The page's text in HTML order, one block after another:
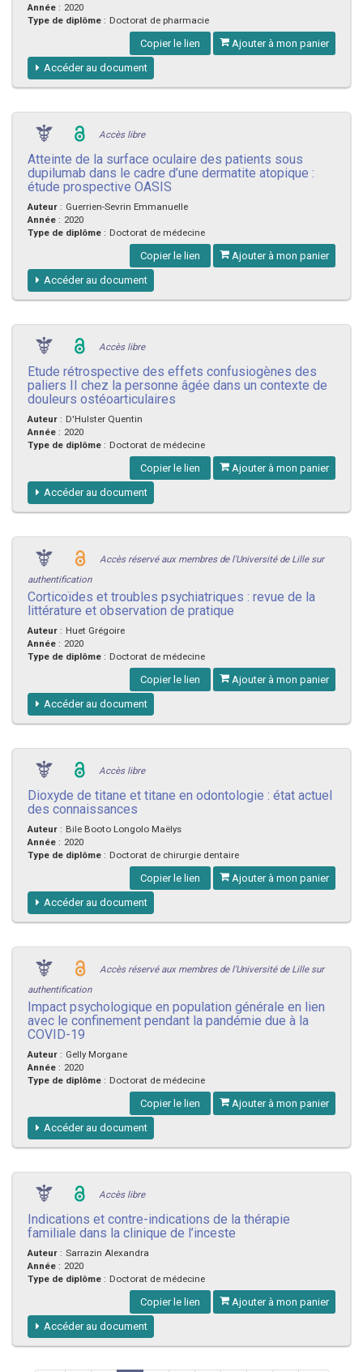
Année : 2020
Type de diplôme : Doctorat de pharmacie
Copier le lien Ajouter à mon panier
Accéder au document
Accès libre
Atteinte de la surface oculaire des patients sous
dupilumab dans le cadre d’une dermatite atopique :
étude prospective OASIS
Auteur : Guerrien-Sevrin Emmanuelle
Année : 2020
Type de diplôme : Doctorat de médecine
Copier le lien Ajouter à mon panier
Accéder au document
Accès libre
Etude rétrospective des effets confusiogènes des
paliers II chez la personne âgée dans un contexte de
douleurs ostéoarticulaires
Auteur : D'Hulster Quentin
Année : 2020
Type de diplôme : Doctorat de médecine
Copier le lien Ajouter à mon panier
Accéder au document
Accès réservé aux membres de l'Université de Lille sur
authentification
Corticoïdes et troubles psychiatriques : revue de la
littérature et observation de pratique
Auteur : Huet Grégoire
Année : 2020
Type de diplôme : Doctorat de médecine
Copier le lien Ajouter à mon panier
Accéder au document
Accès libre
Dioxyde de titane et titane en odontologie : état actuel
des connaissances
Auteur : Bile Booto Longolo Maëlys
Année : 2020
Type de diplôme : Doctorat de chirurgie dentaire
Copier le lien Ajouter à mon panier
Accéder au document
Accès réservé aux membres de l'Université de Lille sur
authentification
Impact psychologique en population générale en lien
avec le confinement pendant la pandémie due à la
COVID-19
Auteur : Gelly Morgane
Année : 2020
Type de diplôme : Doctorat de médecine
Copier le lien Ajouter à mon panier
Accéder au document
Accès libre
Indications et contre-indications de la thérapie
familiale dans la clinique de l’inceste
Auteur : Sarrazin Alexandra
Année : 2020
Type de diplôme : Doctorat de médecine
Copier le lien Ajouter à mon panier
Accéder au document